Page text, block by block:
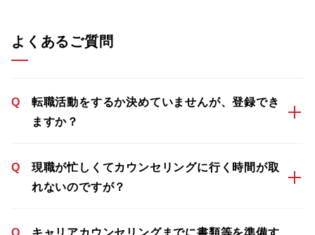
よくあるご質問
Q
転職活動をするか決めていませんが、登録でき
ますか？
Q
現職が忙しくてカウンセリングに行く時間が取
れないのですが？
Q
キャリアカウンセリングまでに書類等を準備す